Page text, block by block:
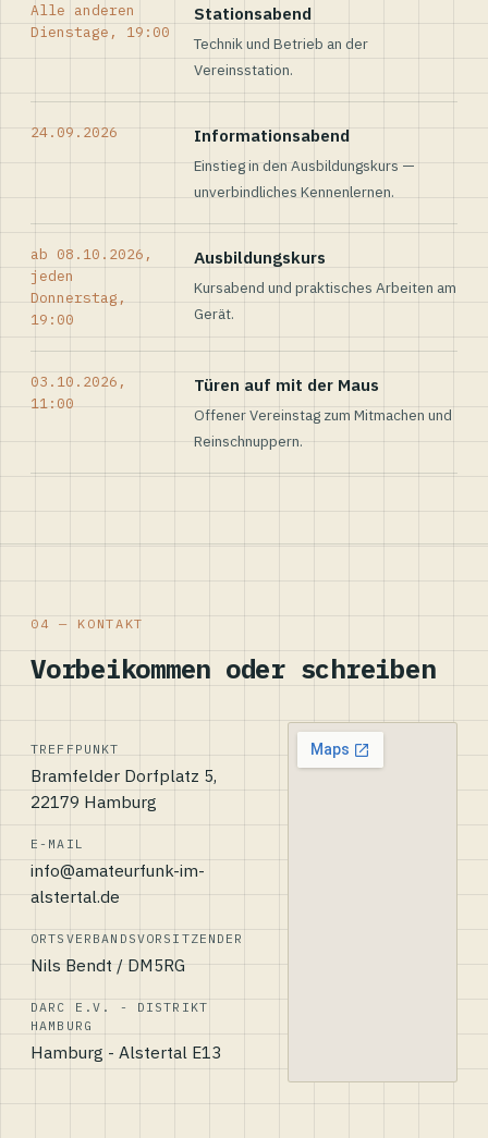
Alle anderen
Dienstage, 19:00
Stationsabend
Technik und Betrieb an der
Vereinsstation.
24.09.2026 Informationsabend
Einstieg in den Ausbildungskurs —
unverbindliches Kennenlernen.
ab 08.10.2026,
jeden
Donnerstag,
19:00
Ausbildungskurs
Kursabend und praktisches Arbeiten am
Gerät.
03.10.2026,
11:00
Türen auf mit der Maus
Offener Vereinstag zum Mitmachen und
Reinschnuppern.
04 — KONTAKT
Vorbeikommen oder schreiben
TREFFPUNKT
Bramfelder Dorfplatz 5,
22179 Hamburg
E-MAIL
info@amateurfunk-im-
alstertal.de
ORTSVERBANDSVORSITZENDER
Nils Bendt / DM5RG
DARC E.V. - DISTRIKT
HAMBURG
Hamburg - Alstertal E13